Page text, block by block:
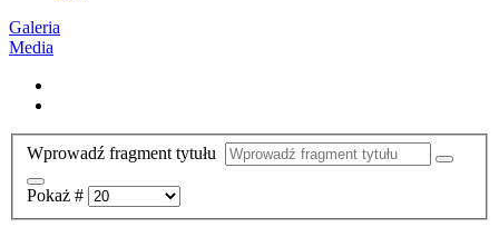
Galeria
Media
Wprowadź fragment tytułu
Pokaż #